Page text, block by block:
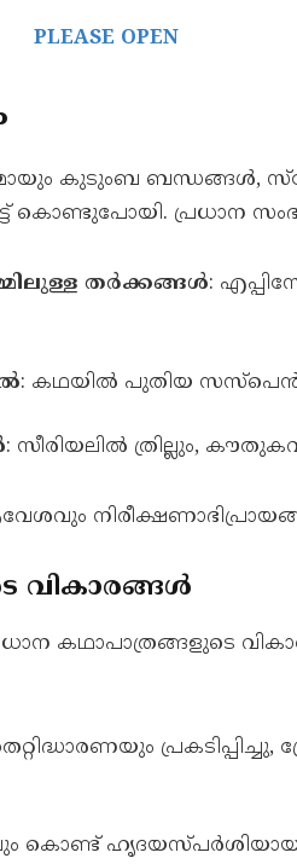
PLEASE OPEN
കുടുംബ ബന്ധങ്ങൾ,
കൊണ്ടുപോയി. പ്രധാന
തർക്കങ്ങൾ:
: കഥയിൽ പുതിയ
: സീരിയലിൽ ത്രില്ലും,
വികാരങ്ങൾ
കഥാപാത്രങ്ങളുടെ
പ്രകടിപ്പിച്ചു,
ഹൃദയസ്പർശിയായ